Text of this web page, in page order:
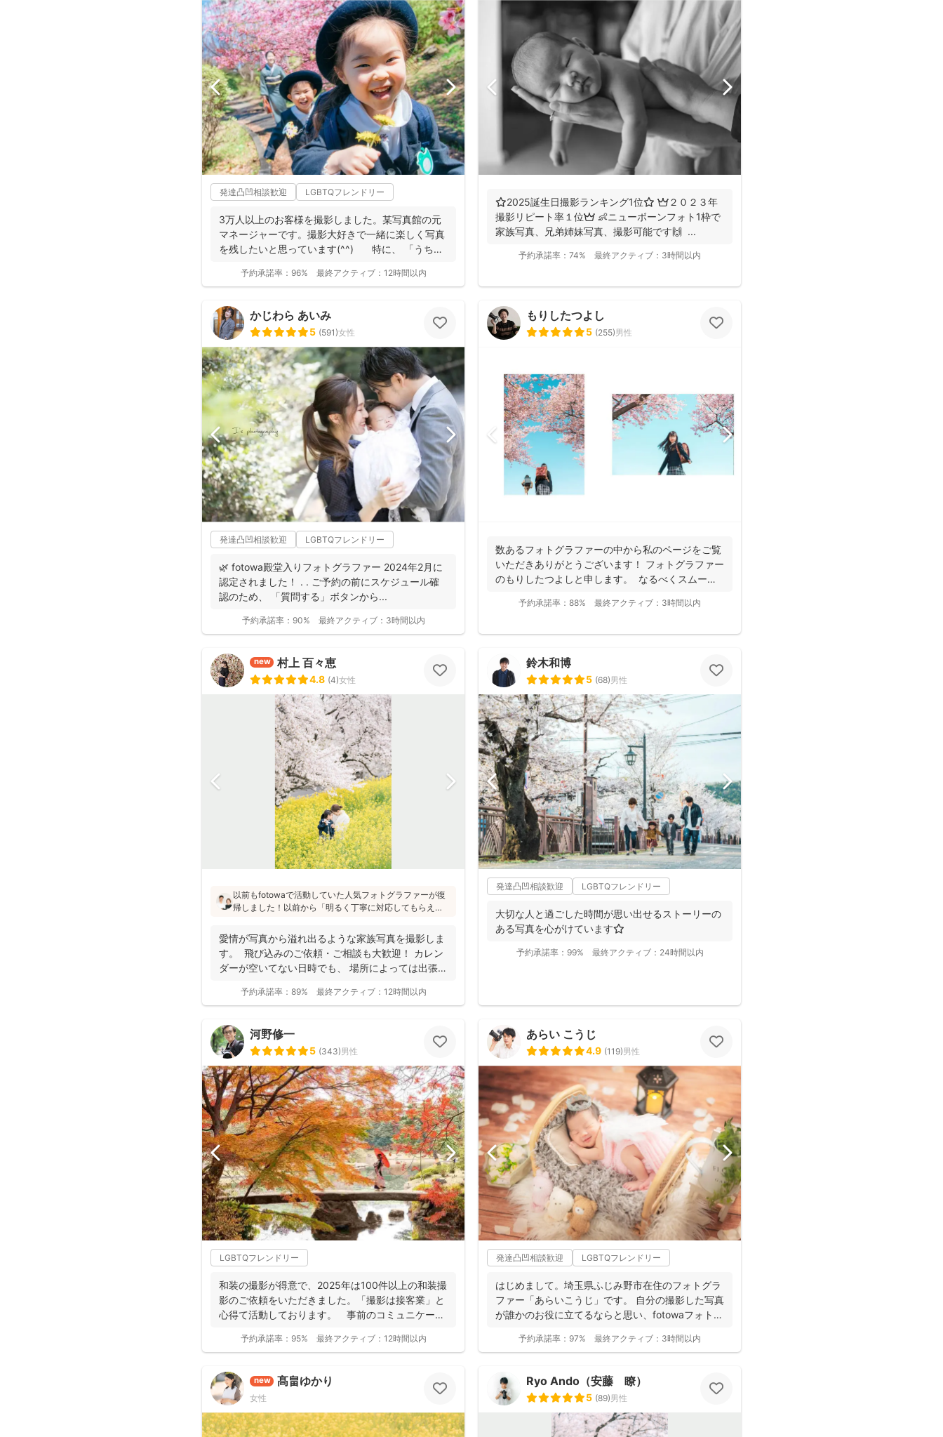
発達凸凹相談歓迎 LGBTQフレンドリー
3万人以上のお客様を撮影しました。某写真館の元
マネージャーです。撮影大好きで一緒に楽しく写真
を残したいと思っています(^^) 特に、 「うち
予約承諾率： 96% 最終アクティブ： 12時間以内
⭐️2025誕生日撮影ランキング1位⭐️ 👑２０２３年
撮影リピート率１位👑 👶ニューボーンフォト1枠で
家族写真、兄弟姉妹写真、撮影可能です🙌 ...
予約承諾率： 74% 最終アクティブ： 3時間以内
かじわら あいみ
5 (591)女性
発達凸凹相談歓迎 LGBTQフレンドリー
🌿 fotowa殿堂入りフォトグラファー 2024年2月に
認定されました！ . . ご予約の前にスケジュール確
認のため、 「質問する」ボタンから...
予約承諾率： 90% 最終アクティブ： 3時間以内
もりしたつよし
5 (255)男性
数あるフォトグラファーの中から私のページをご覧
いただきありがとうございます！ フォトグラファー
のもりしたつよしと申します。 なるべくスムーズ
予約承諾率： 88% 最終アクティブ： 3時間以内
new 村上 百々恵
4.8 (4)女性
以前もfotowaで活動していた人気フォトグラファーが復
帰しました！以前から「明るく丁寧に対応してもらえ
と好評です♪特にニューボーンフォトは様々な研修を受講
し、クオリティ高いお写真をお届けされています(^^)
愛情が写真から溢れ出るような家族写真を撮影しま
す。 飛び込みのご依頼・ご相談も大歓迎！ カレン
ダーが空いてない日時でも、 場所によっては出張で
予約承諾率： 89% 最終アクティブ： 12時間以内
鈴木和博
5 (68)男性
発達凸凹相談歓迎 LGBTQフレンドリー
大切な人と過ごした時間が思い出せるストーリーの
ある写真を心がけています⭐️
予約承諾率： 99% 最終アクティブ： 24時間以内
河野修一
5 (343)男性
LGBTQフレンドリー
和装の撮影が得意で、2025年は100件以上の和装撮
影のご依頼をいただきました。「撮影は接客業」と
心得て活動しております。 事前のコミュニケーシ
予約承諾率： 95% 最終アクティブ： 12時間以内
あらい こうじ
4.9 (119)男性
発達凸凹相談歓迎 LGBTQフレンドリー
はじめまして。埼玉県ふじみ野市在住のフォトグラ
ファー「あらいこうじ」です。 自分の撮影した写真
が誰かのお役に立てるならと思い、fotowaフォトグ
予約承諾率： 97% 最終アクティブ： 3時間以内
new 髙畠ゆかり
女性
Ryo Ando（安藤 瞭）
5 (89)男性